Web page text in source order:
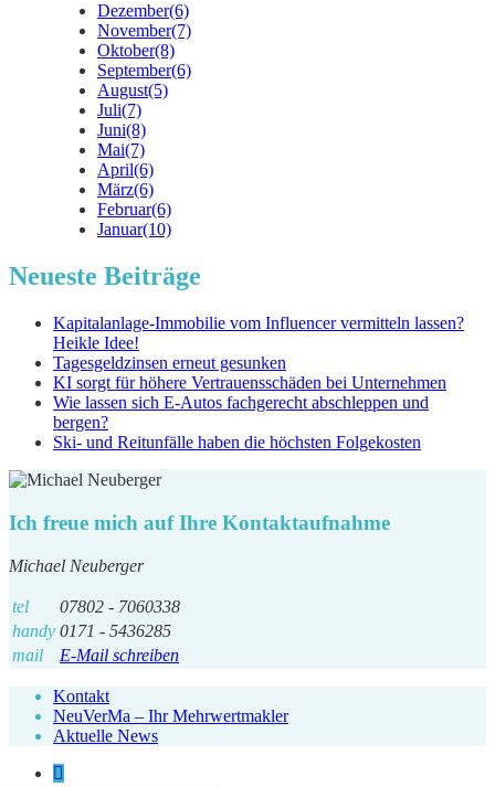
Dezember(6)
November(7)
Oktober(8)
September(6)
August(5)
Juli(7)
Juni(8)
Mai(7)
April(6)
März(6)
Februar(6)
Januar(10)
Neueste Beiträge
Kapitalanlage-Immobilie vom Influencer vermitteln lassen?
Heikle Idee!
Tagesgeldzinsen erneut gesunken
KI sorgt für höhere Vertrauensschäden bei Unternehmen
Wie lassen sich E-Autos fachgerecht abschleppen und
bergen?
Ski- und Reitunfälle haben die höchsten Folgekosten
Ich freue mich auf Ihre Kontaktaufnahme
Michael Neuberger
tel
07802 - 7060338
handy 0171 - 5436285
mail
E-Mail schreiben
Kontakt
NeuVerMa – Ihr Mehrwertmakler
Aktuelle News